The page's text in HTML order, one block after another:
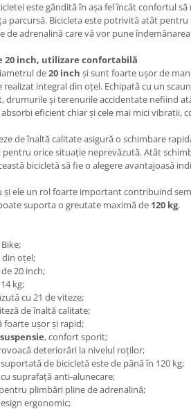
este gândită în așa fel încât confortul
parcursă. Bicicleta este potrivită atât
de adrenalină care vă vor pune
20 inch, utilizare confortabilă
de20 inch și sunt foarte ușor de
realizat integral din oțel. Echipată cu un
drumurile și terenurile accidentate nefiind
eficient chiar și cele mai mici vibrații,
de înaltă calitate asigură o schimbare
orice situație neprevăzută. Atât
bicicletă să fie o alegere avantajoasă
și ele un rol foarte important contribuind
suporta o greutate maximă de 120 kg.
din oțel;
20 inch;
kg;
cu 21 de viteze;
de înaltă calitate;
foarte ușor și rapid;
, confort sporit;
deteriorări la nivelul roților;
de bicicletă este de până în 120 kg;
suprafață anti-alunecare;
plimbări pline de adrenalină;
ergonomic;